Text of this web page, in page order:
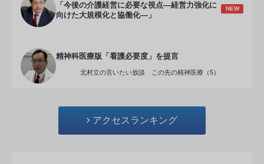
「今後の介護経営に必要な視点―経営力強化に
向けた大規模化と協働化―」
NEW
精神科医療版「看護必要度」を提言
北村立の言いたい放談 この先の精神医療（5）
アクセスランキング